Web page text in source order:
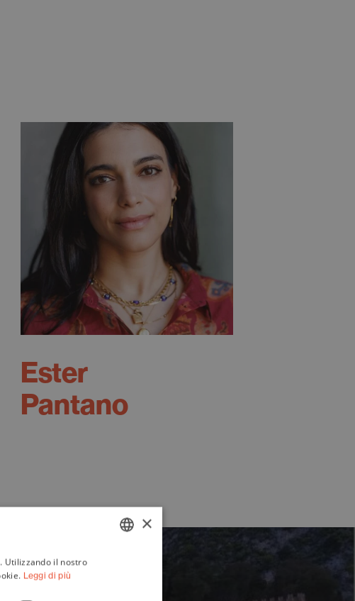
Ester
Pantano
×
Utilizzando il nostro
Leggi di più